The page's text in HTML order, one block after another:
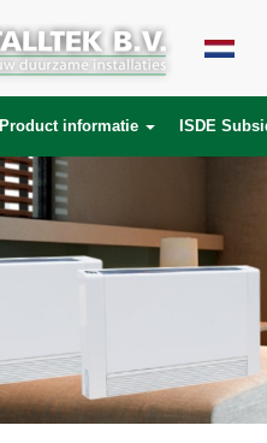
Product informatie ISDE